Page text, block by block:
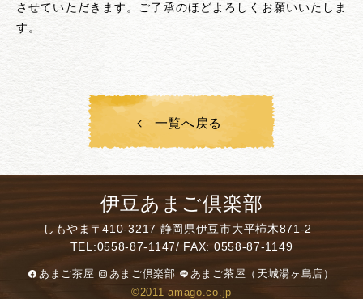
させていただきます。ご了承のほどよろしくお願いいたしま
す。
一覧へ戻る
伊豆あまご倶楽部
しもやま 〒410-3217 静岡県伊豆市大平柿木871-2
TEL:0558-87-1147/ FAX: 0558-87-1149
あまご茶屋 あまご倶楽部
あまご茶屋（天城湯ヶ島店）
©2011 amago.co.jp